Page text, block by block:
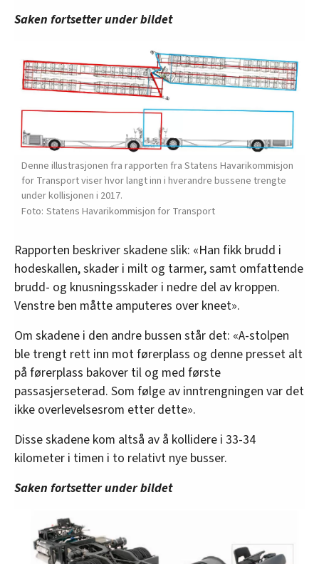
Saken fortsetter under bildet
Denne illustrasjonen fra rapporten fra Statens Havarikommisjon
for Transport viser hvor langt inn i hverandre bussene trengte
under kollisjonen i 2017.
Statens Havarikommisjon for Transport
Rapporten beskriver skadene slik: «Han fikk brudd i
hodeskallen, skader i milt og tarmer, samt omfattende
brudd- og knusningsskader i nedre del av kroppen.
Venstre ben måtte amputeres over kneet».
Om skadene i den andre bussen står det: «A-stolpen
ble trengt rett inn mot førerplass og denne presset alt
på førerplass bakover til og med første
passasjerseterad. Som følge av inntrengningen var det
ikke overlevelsesrom etter dette».
Disse skadene kom altså av å kollidere i 33-34
kilometer i timen i to relativt nye busser.
Saken fortsetter under bildet